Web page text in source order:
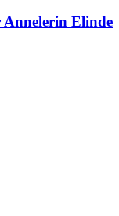
Elinde